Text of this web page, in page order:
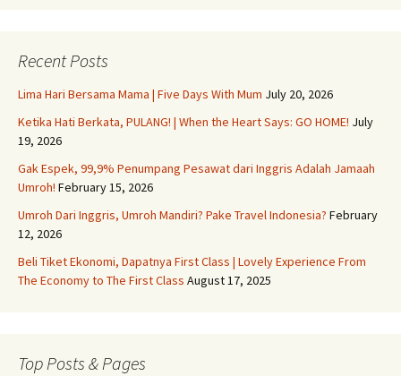
Recent Posts
Lima Hari Bersama Mama | Five Days With Mum July 20, 2026
Ketika Hati Berkata, PULANG! | When the Heart Says: GO HOME! July
19, 2026
Gak Espek, 99,9% Penumpang Pesawat dari Inggris Adalah Jamaah
Umroh! February 15, 2026
Umroh Dari Inggris, Umroh Mandiri? Pake Travel Indonesia? February
12, 2026
Beli Tiket Ekonomi, Dapatnya First Class | Lovely Experience From
The Economy to The First Class August 17, 2025
Top Posts & Pages